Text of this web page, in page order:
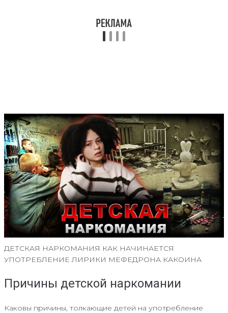
ДЕТСКАЯ НАРКОМАНИЯ КАК НАЧИНАЕТСЯ
УПОТРЕБЛЕНИЕ ЛИРИКИ МЕФЕДРОНА КАКОИНА
Причины детской наркомании
Каковы причины, толкающие детей на употребление